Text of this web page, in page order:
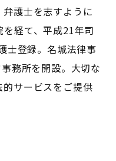
護士を志すように
経て、平成21年司
士登録。名城法律事
務所を開設。大切な
サービスをご提供